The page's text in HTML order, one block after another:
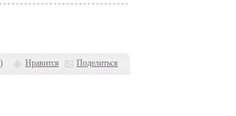
) Нравится Поделиться